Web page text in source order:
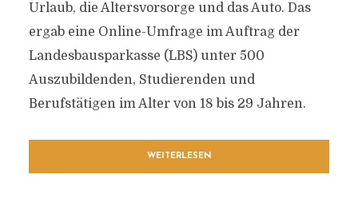
Urlaub, die Altersvorsorge und das Auto. Das
ergab eine Online-Umfrage im Auftrag der
Landesbausparkasse (LBS) unter 500
Auszubildenden, Studierenden und
Berufstätigen im Alter von 18 bis 29 Jahren.
WEITERLESEN